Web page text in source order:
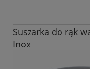
Suszarka do rąk
Inox